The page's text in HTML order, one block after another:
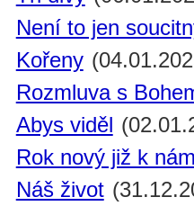
Není to jen
Kořeny
Rozmluva s
Abys viděl
Rok nový již k
Náš život